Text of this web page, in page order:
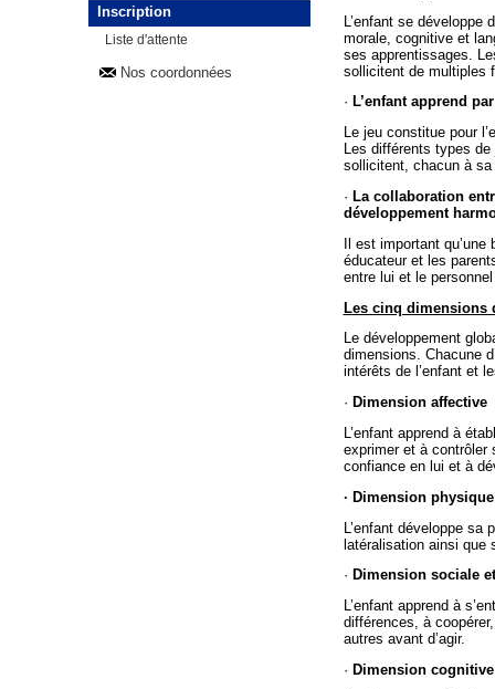
Inscription
Liste d'attente
Nos coordonnées
L’enfant se
morale, cognitive et
ses apprentissages.
sollicitent de multiples
· L’enfant apprend
Le jeu constitue pour
Les différents types
sollicitent, chacun à
· La collaboration
développement
Il est important
éducateur et les
entre lui et le
Les cinq dimensions
Le développement
dimensions. Chacune
intérêts de l’enfant et
· Dimension affective
L’enfant apprend à
exprimer et à contrôler
confiance en lui et à
· Dimension
L’enfant développe
latéralisation ainsi que
· Dimension sociale
L’enfant apprend à
différences, à
autres avant d’agir.
· Dimension cognitive